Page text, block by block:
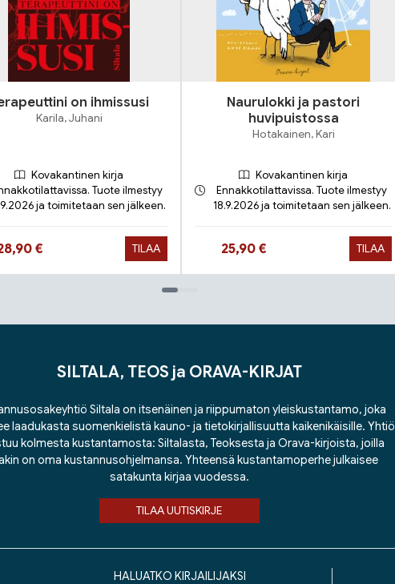
on ihmissusi
Karila, Juhani
Kovakantinen kirja
Tuote ilmestyy
ja toimitetaan sen jälkeen.
nyt
€ TILAA
Naurulokki ja pastori
huvipuistossa
Hotakainen, Kari
Kovakantinen kirja
Ennakkotilattavissa. Tuote ilmestyy
18.9.2026 ja toimitetaan sen jälkeen.
Hinta nyt
25,90 € TILAA
SILTALA, TEOS ja ORAVA-KIRJAT
Siltala on itsenäinen ja riippumaton yleiskustantamo, joka
laadukasta suomenkielistä kauno- ja tietokirjallisuutta kaikenikäisille. Yhtiö
kolmesta kustantamosta: Siltalasta, Teoksesta ja Orava-kirjoista, joilla
on oma kustannusohjelmansa. Yhteensä kustantamoperhe julkaisee
satakunta kirjaa vuodessa.
TILAA UUTISKIRJE
HALUATKO KIRJAILIJAKSI